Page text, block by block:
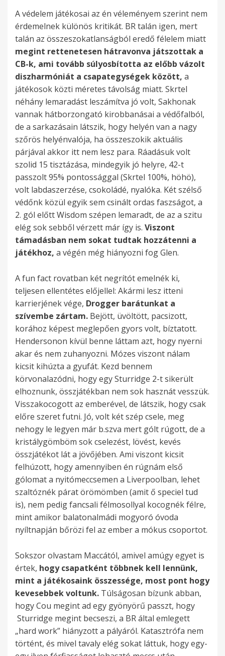
h
o
z
n
i
e
g
y
p
o
n
t
o
t
a
w
a
l
e
s
p
o
k
o
l
b
ó
l
.
S
h
e
l
v
e
y
v
s
S
h
e
v
e
y
.
e
.
E
g
y
j
ó
p
a
r
a
s
z
t
o
s
l
u
f
t
t
á
n
s
z
o
k
á
s
o
s
b
i
r
o
d
a
l
m
i
l
p
e
g
e
t
ő
m
o
z
s
e
n
e
v
i
c
k
é
l
ő
g
ő
z
ö
s
r
e
j
t
z
i
k
,
a
m
i
n
e
k
í
g
y
i
s
c
s
a
k
d
r
G
e
n
y
a
S
h
e
l
t
t
f
l
u
i
d
,
f
o
l
y
a
m
a
t
o
s
h
e
y
v
á
l
t
o
z
t
a
t
á
s
r
a
é
p
ü
l
ő
t
á
a
d
ó
j
á
t
é
k
e
,
e
g
y
r
é
s
z
t
m
e
r
t
G
e
r
r
a
r
b
a
s
z
o
t
t
f
e
l
l
é
p
n
i
t
ú
l
m
é
l
e
n
j
á
t
s
o
a
.
A
z
é
r
t
m
o
n
d
o
m
,
h
o
g
y
v
a
a
k
i
n
e
k
,
m
e
r
t
v
a
g
y
G
e
r
r
a
r
l
é
p
o
d
a
,
v
i
a
v
é
d
e
l
e
m
r
e
a
k
k
o
r
k
i
j
ö
t
v
o
l
n
a
a
z
a
z
é
l
e
t
h
e
l
y
z
e
t
m
i
b
e
n
g
a
l
ú
g
y
l
á
t
s
z
i
k
e
l
m
a
g
y
a
r
á
n
i
,
h
o
g
y
m
i
é
r
t
j
ó
,
h
a
a
m
e
c
s
v
é
g
é
r
e
k
b
b
k
ö
v
e
t
k
e
z
m
é
n
y
,
m
i
n
t
s
m
a
p
r
o
b
l
é
m
a
f
o
r
r
á
s
a
,
p
r
ó
á
l
t
u
k
t
a
r
e
z
e
t
g
e
t
é
s
r
e
a
m
ú
g
y
i
s
h
a
l
a
m
o
s
M
ó
z
e
s
t
.
s
s
z
e
k
ö
t
ő
,
s
o
k
a
t
m
o
z
g
ó
,
o
n
t
o
s
a
n
p
a
s
s
z
o
l
ó
,
ü
r
e
s
t
r
ü
l
e
t
e
k
e
i
t
o
v
á
b
b
s
ú
l
y
o
s
b
í
t
o
t
t
a
z
e
l
ő
b
b
v
á
z
o
l
t
d
i
s
z
h
a
r
m
ó
i
á
t
a
c
s
a
p
s
t
m
e
g
l
e
p
ő
e
n
g
y
o
r
s
v
o
l
t
b
í
z
t
a
t
o
t
t
,
H
e
n
d
e
r
s
o
n
o
n
í
v
ü
l
b
e
n
n
e
g
i
n
t
a
d
e
g
y
g
y
ö
n
y
ö
r
ű
p
a
s
z
t
,
h
o
g
y
S
t
u
r
r
i
d
g
e
m
e
g
n
t
b
e
c
s
e
s
A védelem játékosai az én véleményem szerint nem
érdemelnek különös kritikát. BR talán igen, mert
talán az összeszokatlanságból eredő félelem miatt
megint rettenetesen hátravonva játszottak a
CB-k, ami tovább súlyosbította az előbb vázolt
diszharmóniát a csapategységek között, a
játékosok közti méretes távolság miatt. Skrtel
néhány lemaradást leszámítva jó volt, Sakhonak
vannak hátborzongató kirobbanásai a védőfalból,
de a sarkazásain látszik, hogy helyén van a nagy
szőrös helyénvalója, ha összeszokik aktuális
párjával akkor itt nem lesz para. Ráadásuk volt
szolid 15 tisztázása, mindegyik jó helyre, 42-t
passzolt 95% pontossággal (Skrtel 100%, höhö),
volt labdaszerzése, csokoládé, nyalóka. Két szélső
védőnk közül egyik sem csinált ordas faszságot, a
2. gól előtt Wisdom szépen lemaradt, de az a szitu
elég sok sebből vérzett már így is. Viszont
támadásban nem sokat tudtak hozzátenni a
játékhoz, a végén még hiányozni fog Glen.
A fun fact rovatban két negrítót emelnék ki,
teljesen ellentétes előjellel: Akármi lesz itteni
karrierjének vége, Drogger barátunkat a
szívembe zártam. Bejött, üvöltött, pacsizott,
korához képest meglepően gyors volt, bíztatott.
Hendersonon kívül benne láttam azt, hogy nyerni
akar és nem zuhanyozni. Mózes viszont nálam
kicsit kihúzta a gyufát. Kezd bennem
körvonalazódni, hogy egy Sturridge 2-t sikerült
elhoznunk, összjátékban nem sok hasznát vesszük.
Visszakocogott az emberével, de látszik, hogy csak
előre szeret futni. Jó, volt két szép csele, meg
nehogy le legyen már b.szva mert gólt rúgott, de a
kristálygömböm sok cselezést, lövést, kevés
összjátékot lát a jövőjében. Ami viszont kicsit
felhúzott, hogy amennyiben én rúgnám első
gólomat a nyitómeccsemen a Liverpoolban, lehet
szaltóznék párat örömömben (amit ő speciel tud
is), nem pedig fancsali félmosollyal kocognék félre,
mint amikor balatonalmádi mogyoró óvoda
nyíltnapján bőrözi fel az ember a mókus csoportot.
Sokszor olvastam Maccától, amivel amúgy egyet is
értek, hogy csapatként többnek kell lennünk,
mint a játékosaink összessége, most pont hogy
kevesebbek voltunk. Túlságosan bízunk abban,
hogy Cou megint ad egy gyönyörű passzt, hogy
Sturridge megint becseszi, a BR által emlegett
„hard work” hiányzott a pályáról. Katasztrófa nem
történt, és mivel tavaly elég sokat láttuk, hogy egy-